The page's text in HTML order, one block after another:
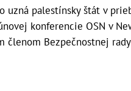
uzná palestínsky štát v
konferencie OSN v
členom Bezpečnostnej